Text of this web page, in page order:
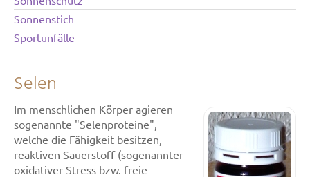
Sonnenstich
Sportunfälle
Selen
Im menschlichen Körper agieren
sogenannte "Selenproteine",
welche die Fähigkeit besitzen,
reaktiven Sauerstoff (sogenannter
oxidativer Stress bzw. freie